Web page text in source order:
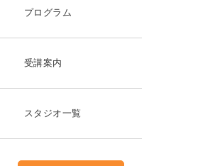
プログラム
受講案内
スタジオ一覧